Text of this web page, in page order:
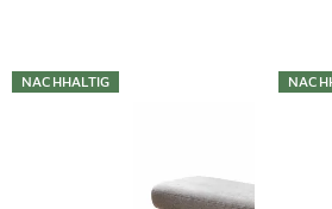
NACHHALTIG